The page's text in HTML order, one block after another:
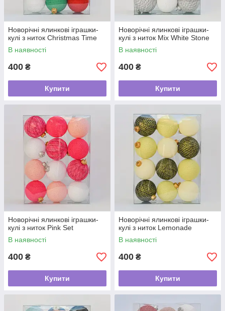
Новорічні ялинкові іграшки-
кулі з ниток Christmas Time
В наявності
400 ₴
Купити
Новорічні ялинкові іграшки-
кулі з ниток Mix White Stone
В наявності
400 ₴
Купити
Новорічні ялинкові іграшки-
кулі з ниток Pink Set
В наявності
400 ₴
Купити
Новорічні ялинкові іграшки-
кулі з ниток Lemonade
В наявності
400 ₴
Купити